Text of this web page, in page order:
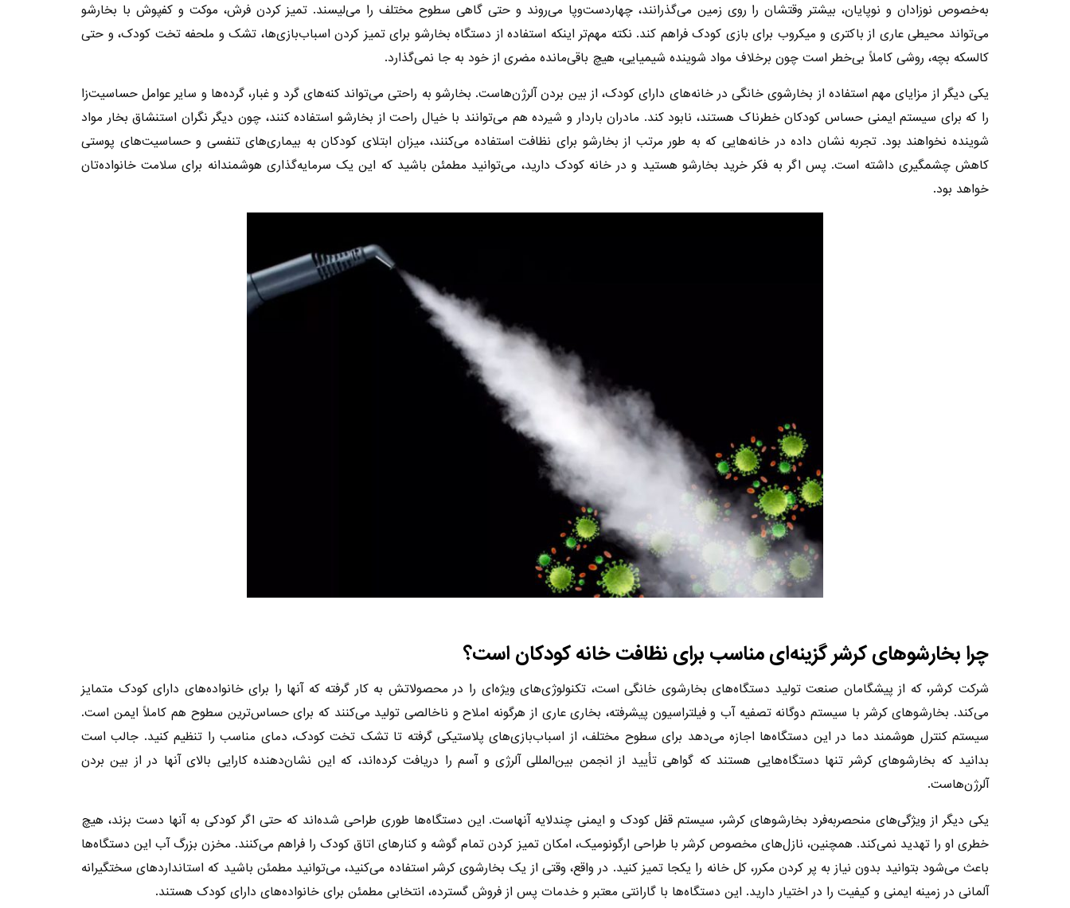
به‌خصوص نوزادان و نوپایان، بیشتر وقتشان را روی زمین می‌گذرانند، چهاردست‌وپا می‌روند و حتی گاهی سطوح مختلف را می‌لیسند. تمیز کردن فرش، موکت و کفپوش با بخارشو
می‌تواند محیطی عاری از باکتری و میکروب برای بازی کودک فراهم کند. نکته مهم‌تر اینکه استفاده از دستگاه بخارشو برای تمیز کردن اسباب‌بازی‌ها، تشک و ملحفه تخت کودک، و حتی
کالسکه بچه، روشی کاملاً بی‌خطر است چون برخلاف مواد شوینده شیمیایی، هیچ باقی‌مانده مضری از خود به جا نمی‌گذارد.
یکی دیگر از مزایای مهم استفاده از بخارشوی خانگی در خانه‌های دارای کودک، از بین بردن آلرژن‌هاست. بخارشو به راحتی می‌تواند کنه‌های گرد و غبار، گرده‌ها و سایر عوامل حساسیت‌زا
را که برای سیستم ایمنی حساس کودکان خطرناک هستند، نابود کند. مادران باردار و شیرده هم می‌توانند با خیال راحت از بخارشو استفاده کنند، چون دیگر نگران استنشاق بخار مواد
شوینده نخواهند بود. تجربه نشان داده در خانه‌هایی که به طور مرتب از بخارشو برای نظافت استفاده می‌کنند، میزان ابتلای کودکان به بیماری‌های تنفسی و حساسیت‌های پوستی
کاهش چشمگیری داشته است. پس اگر به فکر خرید بخارشو هستید و در خانه کودک دارید، می‌توانید مطمئن باشید که این یک سرمایه‌گذاری هوشمندانه برای سلامت خانواده‌تان
خواهد بود.
چرا بخارشوهای کرشر گزینه‌ای مناسب برای نظافت خانه کودکان است؟
شرکت کرشر، که از پیشگامان صنعت تولید دستگاه‌های بخارشوی خانگی است، تکنولوژی‌های ویژه‌ای را در محصولاتش به کار گرفته که آنها را برای خانواده‌های دارای کودک متمایز
می‌کند. بخارشوهای کرشر با سیستم دوگانه تصفیه آب و فیلتراسیون پیشرفته، بخاری عاری از هرگونه املاح و ناخالصی تولید می‌کنند که برای حساس‌ترین سطوح هم کاملاً ایمن است.
سیستم کنترل هوشمند دما در این دستگاه‌ها اجازه می‌دهد برای سطوح مختلف، از اسباب‌بازی‌های پلاستیکی گرفته تا تشک تخت کودک، دمای مناسب را تنظیم کنید. جالب است
بدانید که بخارشوهای کرشر تنها دستگاه‌هایی هستند که گواهی تأیید از انجمن بین‌المللی آلرژی و آسم را دریافت کرده‌اند، که این نشان‌دهنده کارایی بالای آنها در از بین بردن
آلرژن‌هاست.
یکی دیگر از ویژگی‌های منحصربه‌فرد بخارشوهای کرشر، سیستم قفل کودک و ایمنی چندلایه آنهاست. این دستگاه‌ها طوری طراحی شده‌اند که حتی اگر کودکی به آنها دست بزند، هیچ
خطری او را تهدید نمی‌کند. همچنین، نازل‌های مخصوص کرشر با طراحی ارگونومیک، امکان تمیز کردن تمام گوشه و کنارهای اتاق کودک را فراهم می‌کنند. مخزن بزرگ آب این دستگاه‌ها
باعث می‌شود بتوانید بدون نیاز به پر کردن مکرر، کل خانه را یکجا تمیز کنید. در واقع، وقتی از یک بخارشوی کرشر استفاده می‌کنید، می‌توانید مطمئن باشید که استانداردهای سختگیرانه
آلمانی در زمینه ایمنی و کیفیت را در اختیار دارید. این دستگاه‌ها با گارانتی معتبر و خدمات پس از فروش گسترده، انتخابی مطمئن برای خانواده‌های دارای کودک هستند.